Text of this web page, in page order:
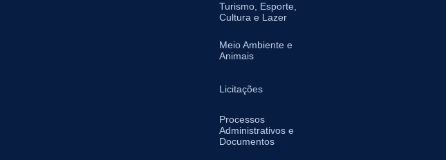
Turismo, Esporte,
Cultura e Lazer
Meio Ambiente e
Animais
Licitações
Processos
Administrativos e
Documentos